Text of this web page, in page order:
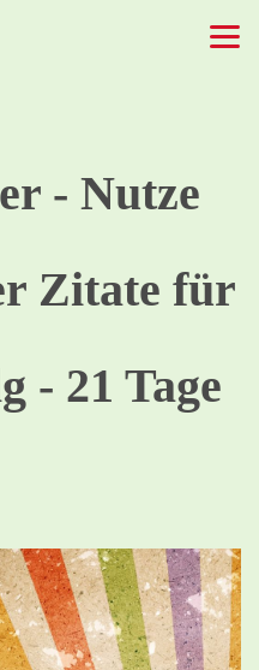
- Nutze
Zitate für
- 21 Tage